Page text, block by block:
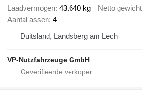
Laadvermogen 43.640 kg Netto gewicht
Aantal assen 4
Duitsland, Landsberg am Lech
VP-Nutzfahrzeuge GmbH